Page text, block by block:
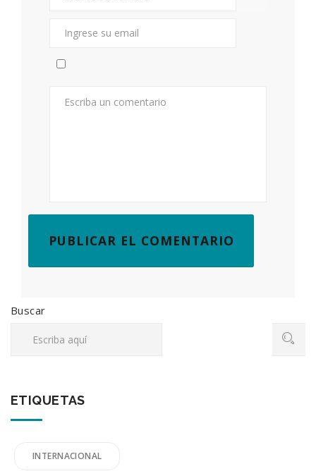
Buscar
ETIQUETAS
INTERNACIONAL